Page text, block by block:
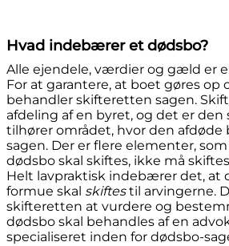
Hvad indebærer et dødsbo?
Alle ejendele, værdier og gæld er
For at garantere, at boet gøres op
behandler skifteretten sagen.
afdeling af en byret, og det er den
tilhører området, hvor den afdøde
sagen. Der er flere elementer,
dødsbo skal skiftes, ikke må
Helt lavpraktisk indebærer det, at
formue skal skiftestil arvingerne.
skifteretten at vurdere og
dødsbo skal behandles af en
specialiseret inden for dødsbo-